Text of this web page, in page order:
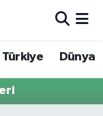
Türkiye Dünya